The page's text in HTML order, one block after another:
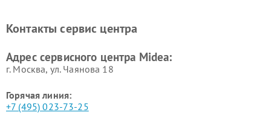
пылесосов Midea
Midea
Контакты сервис центра
Адрес сервисного центра Midea:
г. Москва, ул. Чаянова 18
Горячая линия:
+7 (495) 023-73-25